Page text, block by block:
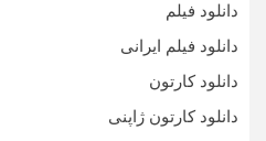
دانلود فیلم
دانلود فیلم ایرانی
دانلود کارتون
دانلود کارتون ژاپنی